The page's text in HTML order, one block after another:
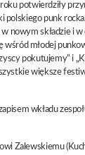
potwierdziły
polskiego punk
nowym składzie i w
wśród młodej
pokutujemy” i
większe
wkładu
Zalewskiemu